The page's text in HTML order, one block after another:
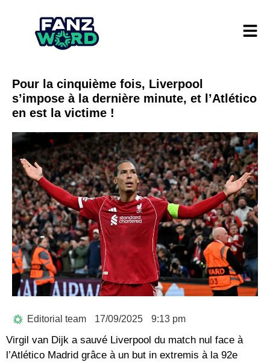
Pour la cinquième fois, Liverpool
s’impose à la dernière minute, et l’Atlético
en est la victime !
Editorial team 17/09/2025 9:13 pm
Virgil van Dijk a sauvé Liverpool du match nul face à
l’Atlético Madrid grâce à un but in extremis à la 92e